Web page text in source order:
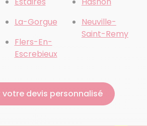
La-Gorgue
Flers-En-
Escrebieux
Neuville-
Saint-Remy
votre devis personnalisé